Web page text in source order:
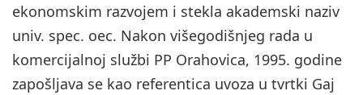
ekonomskim razvojem i stekla akademski naziv
univ. spec. oec. Nakon višegodišnjeg rada u
komercijalnoj službi PP Orahovica, 1995. godine
zapošljava se kao referentica uvoza u tvrtki Gaj